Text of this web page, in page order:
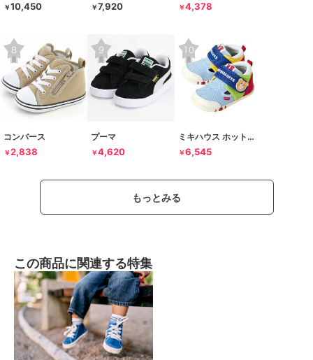
￥10,450 ￥7,920 ￥4,378
コンバース
￥2,838
プーマ
￥4,620
ミキハウス ホットビスケッツ
￥6,545
もっとみる
この商品に関連する特集